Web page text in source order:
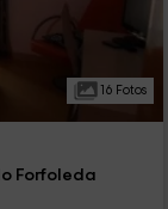
16 Fotos
Forfoleda